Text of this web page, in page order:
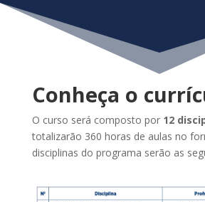
Conheça o
O curso será composto por12
totalizarão 360 horas de aulas no
disciplinas do programa serão as